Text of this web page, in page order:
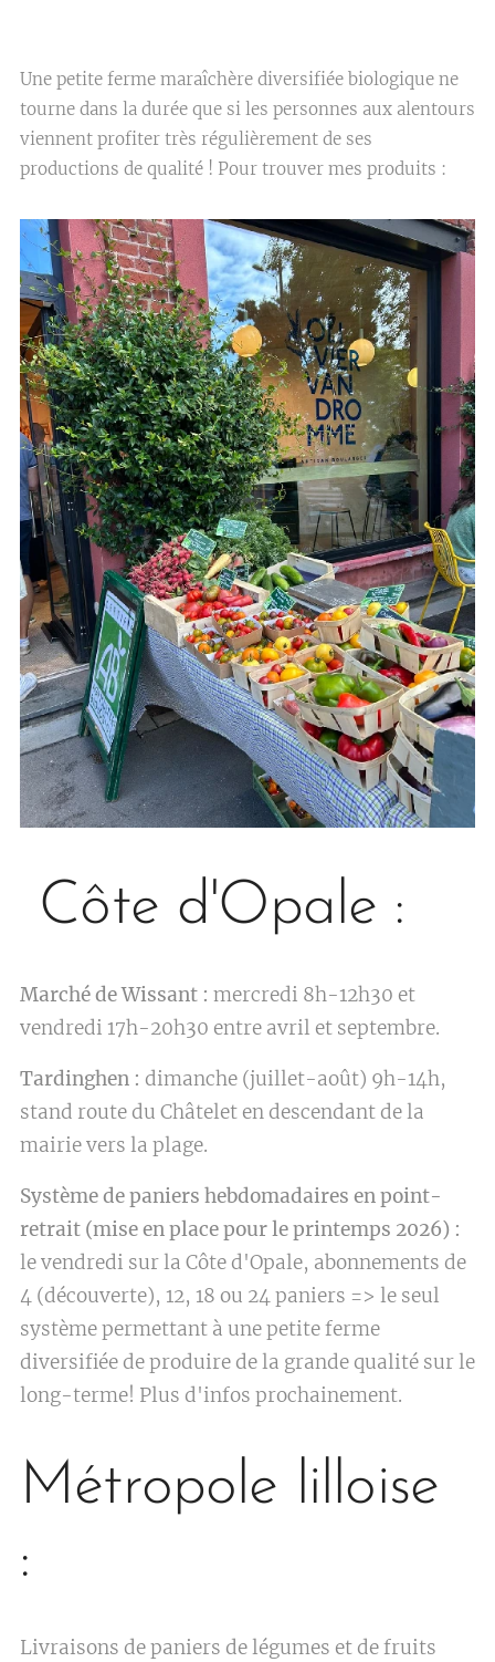
Une petite ferme maraîchère diversifiée biologique ne
tourne dans la durée que si les personnes aux alentours
viennent profiter très régulièrement de ses
productions de qualité ! Pour trouver mes produits :
Côte d'Opale :
Marché de Wissant : mercredi 8h-12h30 et
vendredi 17h-20h30 entre avril et septembre.
Tardinghen : dimanche (juillet-août) 9h-14h,
stand route du Châtelet en descendant de la
mairie vers la plage.
Système de paniers hebdomadaires en point-
retrait (mise en place pour le printemps 2026) :
le vendredi sur la Côte d'Opale, abonnements de
4 (découverte), 12, 18 ou 24 paniers => le seul
système permettant à une petite ferme
diversifiée de produire de la grande qualité sur le
long-terme! Plus d'infos prochainement.
Métropole lilloise
:
Livraisons de paniers de légumes et de fruits